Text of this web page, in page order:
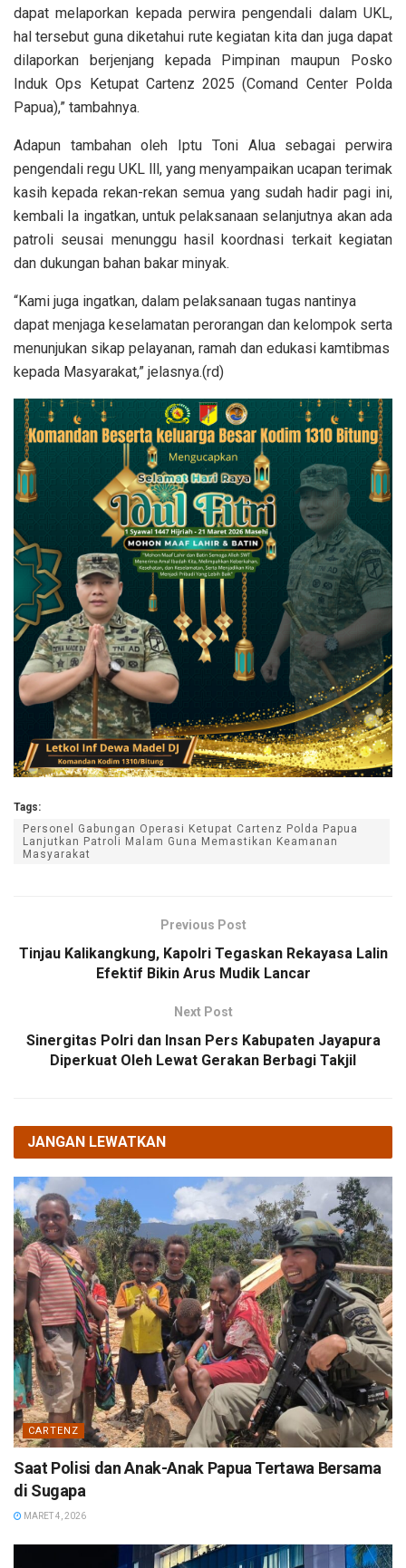
dapat melaporkan kepada perwira pengendali dalam UKL,
hal tersebut guna diketahui rute kegiatan kita dan juga dapat
dilaporkan berjenjang kepada Pimpinan maupun Posko
Induk Ops Ketupat Cartenz 2025 (Comand Center Polda
Papua),” tambahnya.
Adapun tambahan oleh Iptu Toni Alua sebagai perwira
pengendali regu UKL lll, yang menyampaikan ucapan terimak
kasih kepada rekan-rekan semua yang sudah hadir pagi ini,
kembali Ia ingatkan, untuk pelaksanaan selanjutnya akan ada
patroli seusai menunggu hasil koordnasi terkait kegiatan
dan dukungan bahan bakar minyak.
“Kami juga ingatkan, dalam pelaksanaan tugas nantinya
dapat menjaga keselamatan perorangan dan kelompok serta
menunjukan sikap pelayanan, ramah dan edukasi kamtibmas
kepada Masyarakat,” jelasnya.(rd)
Tags:
Personel Gabungan Operasi Ketupat Cartenz Polda Papua
Lanjutkan Patroli Malam Guna Memastikan Keamanan
Masyarakat
Previous Post
Tinjau Kalikangkung, Kapolri Tegaskan Rekayasa Lalin
Efektif Bikin Arus Mudik Lancar
Next Post
Sinergitas Polri dan Insan Pers Kabupaten Jayapura
Diperkuat Oleh Lewat Gerakan Berbagi Takjil
JANGAN LEWATKAN
CARTENZ
Saat Polisi dan Anak-Anak Papua Tertawa Bersama
di Sugapa
MARET 4, 2026